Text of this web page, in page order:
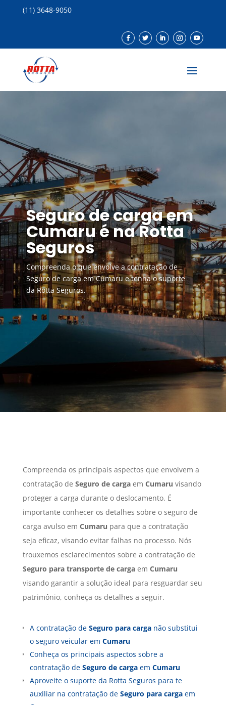
(11) 3648-9050
Seguro de carga em
Cumaru é na Rotta
Seguros
Compreenda o que envolve a contratação de
Seguro de carga em Cumaru e tenha o suporte
da Rotta Seguros.
Compreenda os principais aspectos que envolvem a
contratação de Seguro de cargaem Cumaru visando
proteger a carga durante o deslocamento. É
importante conhecer os detalhes sobre o seguro de
carga avulso em Cumaru para que a contratação
seja eficaz, visando evitar falhas no processo. Nós
trouxemos esclarecimentos sobre a contratação de
Seguro para transporte de cargaem Cumaru
visando garantir a solução ideal para resguardar seu
patrimônio, conheça os detalhes a seguir.
A contratação de Seguro para carganão substitui
o seguro veicular em Cumaru
Conheça os principais aspectos sobre a
contratação de Seguro de cargaem Cumaru
Aproveite o suporte da Rotta Seguros para te
auxiliar na contratação de Seguro para cargaem